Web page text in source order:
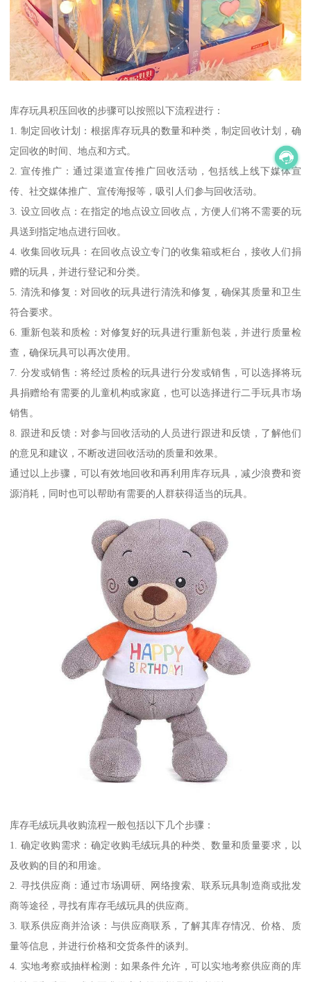
库存玩具积压回收的步骤可以按照以下流程进行：
1. 制定回收计划：根据库存玩具的数量和种类，制定回收计划，确
定回收的时间、地点和方式。
2. 宣传推广：通过渠道宣传推广回收活动，包括线上线下媒体宣
传、社交媒体推广、宣传海报等，吸引人们参与回收活动。
3. 设立回收点：在指定的地点设立回收点，方便人们将不需要的玩
具送到指定地点进行回收。
4. 收集回收玩具：在回收点设立专门的收集箱或柜台，接收人们捐
赠的玩具，并进行登记和分类。
5. 清洗和修复：对回收的玩具进行清洗和修复，确保其质量和卫生
符合要求。
6. 重新包装和质检：对修复好的玩具进行重新包装，并进行质量检
查，确保玩具可以再次使用。
7. 分发或销售：将经过质检的玩具进行分发或销售，可以选择将玩
具捐赠给有需要的儿童机构或家庭，也可以选择进行二手玩具市场
销售。
8. 跟进和反馈：对参与回收活动的人员进行跟进和反馈，了解他们
的意见和建议，不断改进回收活动的质量和效果。
通过以上步骤，可以有效地回收和再利用库存玩具，减少浪费和资
源消耗，同时也可以帮助有需要的人群获得适当的玩具。
库存毛绒玩具收购流程一般包括以下几个步骤：
1. 确定收购需求：确定收购毛绒玩具的种类、数量和质量要求，以
及收购的目的和用途。
2. 寻找供应商：通过市场调研、网络搜索、联系玩具制造商或批发
商等途径，寻找有库存毛绒玩具的供应商。
3. 联系供应商并洽谈：与供应商联系，了解其库存情况、价格、质
量等信息，并进行价格和交货条件的谈判。
4. 实地考察或抽样检测：如果条件允许，可以实地考察供应商的库